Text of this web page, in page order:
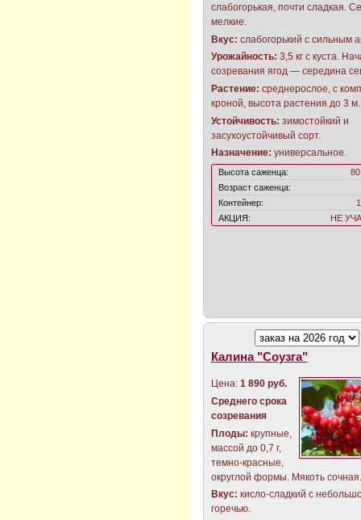
слабогорькая, почти сладкая.
мелкие.
Вкус: слабогорький с сильным
Урожайность: 3,5 кг с куста.
созревания ягод — середина
Растение: среднерослое, с
кроной, высота растения до 3
Устойчивость: зимостойкий и
засухоустойчивый сорт.
Назначение: универсальное.
Высота саженца:
Возраст саженца:
Контейнер:
АКЦИЯ:
НЕ
Калина "Соузга"
Цена: 1 890 руб.
Среднего срока
созревания
Плоды: крупные,
массой до 0,7 г,
темно-красные,
округлой формы. Мякоть
Вкус: кисло-сладкий с
горечью.